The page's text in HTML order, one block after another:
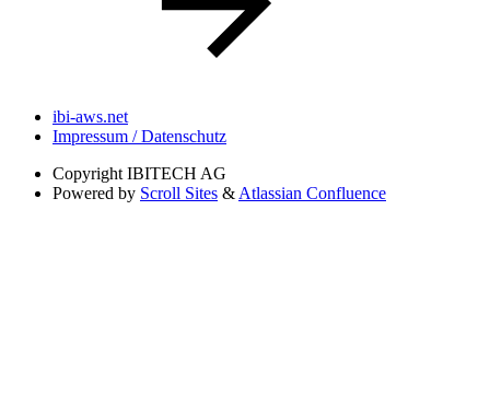
ibi-aws.net
Impressum / Datenschutz
Copyright IBITECH AG
Powered by Scroll Sites & Atlassian Confluence